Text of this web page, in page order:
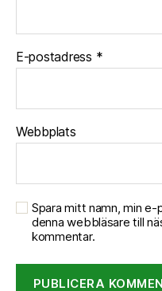
E-postadress *
Webbplats
Spara mitt namn, min
denna webbläsare till
kommentar.